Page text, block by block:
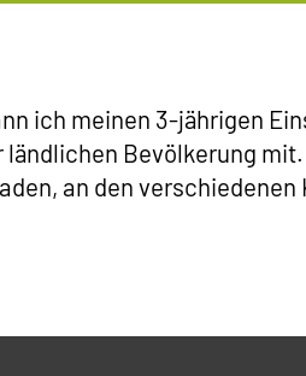
ich meinen 3-jährigen
Bevölkerung
an den verschiedenen